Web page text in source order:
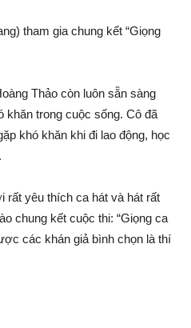
tham gia chung kết “Giọng
Thảo còn luôn sẵn sàng
trong cuộc sống. Cô đã
khó khăn khi đi lao động, học
rất yêu thích ca hát và hát rất
chung kết cuộc thi: “Giọng ca
các khán gi‌ả bình chọn là thí